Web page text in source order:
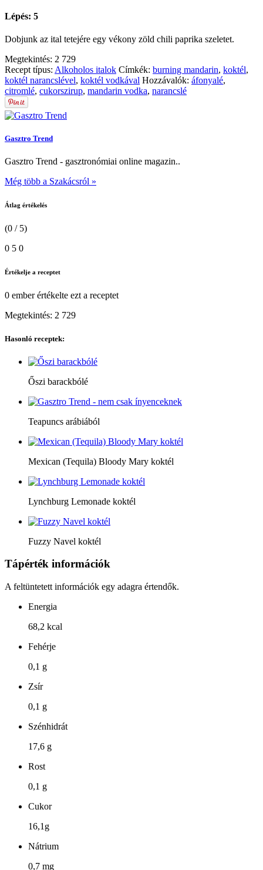
Lépés: 5
Dobjunk az ital tetejére egy vékony zöld chili paprika szeletet.
Megtekintés: 2 729
Recept típus: Alkoholos italok Címkék: burning mandarin, koktél,
koktél narancslével, koktél vodkával Hozzávalók: áfonyalé,
citromlé, cukorszirup, mandarin vodka, narancslé
Gasztro Trend
Gasztro Trend - gasztronómiai online magazin..
Még több a Szakácsról »
Átlag értékelés
(0 / 5)
0 5 0
Értékelje a receptet
0 emberértékelte ezt a receptet
Megtekintés: 2 729
Hasonló receptek:
Őszi barackbólé
Teapuncs arábiából
Mexican (Tequila) Bloody Mary koktél
Lynchburg Lemonade koktél
Fuzzy Navel koktél
Tápérték információk
A feltüntetett információk egy adagra értendők.
Energia
68,2 kcal
Fehérje
0,1 g
Zsír
0,1 g
Szénhidrát
17,6 g
Rost
0,1 g
Cukor
16,1g
Nátrium
0,7 mg